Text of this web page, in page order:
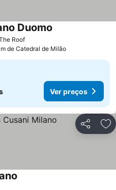
Roof
Duomo
de Catedral de Milão
Ver preços
Partilhar